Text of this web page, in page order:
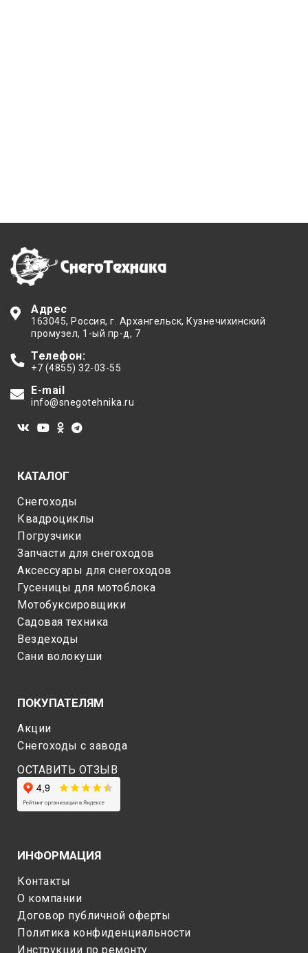
Адрес
163045, Россия, г. Архангельск, Кузнечихинский
промузел, 1-ый пр-д, 7
Телефон:
+7 (4855) 32-03-55
E-mail
info@snegotehnika.ru
КАТАЛОГ
Снегоходы
Квадроциклы
Погрузчики
Запчасти для снегоходов
Аксессуары для снегоходов
Гусеницы для мотоблока
Мотобуксировщики
Садовая техника
Вездеходы
Сани волокуши
ПОКУПАТЕЛЯМ
Акции
Снегоходы c завода
ОСТАВИТЬ ОТЗЫВ
ИНФОРМАЦИЯ
Контакты
О компании
Договор публичной оферты
Политика конфиденциальности
Инструкции по ремонту